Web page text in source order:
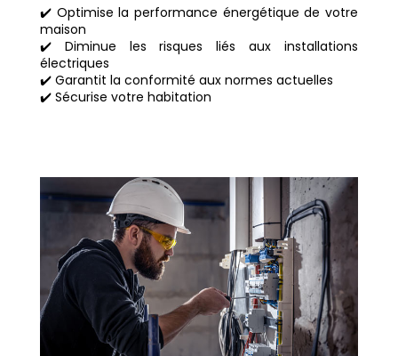
✔️ Optimise la performance énergétique de votre
maison
✔️ Diminue les risques liés aux installations
électriques
✔️ Garantit la conformité aux normes actuelles
✔️ Sécurise votre habitation